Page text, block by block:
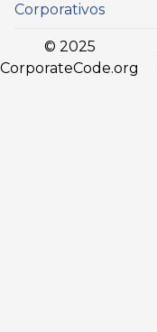
Corporativos
© 2025
CorporateCode.org